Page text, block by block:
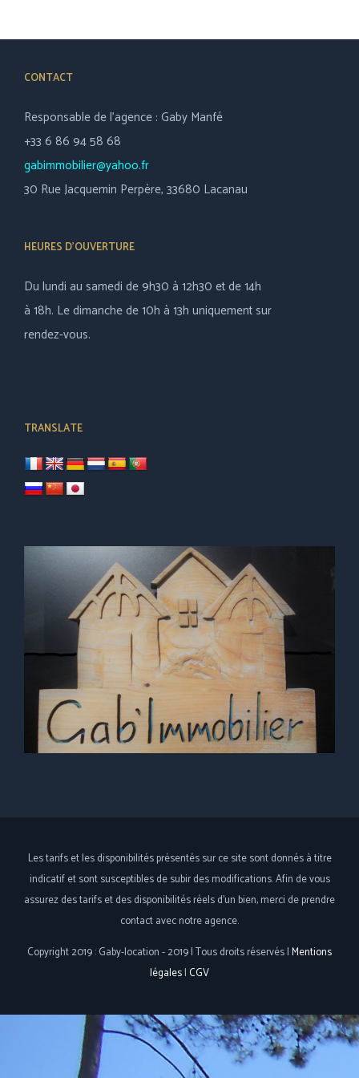
CONTACT
Responsable de l’agence : Gaby Manfé
+33 6 86 94 58 68
gabimmobilier@yahoo.fr
30 Rue Jacquemin Perpère, 33680 Lacanau
HEURES D’OUVERTURE
Du lundi au samedi de 9h30 à 12h30 et de 14h
à 18h. Le dimanche de 10h à 13h uniquement sur
rendez-vous.
TRANSLATE
Les tarifs et les disponibilités présentés sur ce site sont donnés à titre
indicatif et sont susceptibles de subir des modifications. Afin de vous
assurez des tarifs et des disponibilités réels d'un bien, merci de prendre
contact avec notre agence.
Copyright 2019 : Gaby-location - 2019 | Tous droits réservés |Mentions
légales| CGV